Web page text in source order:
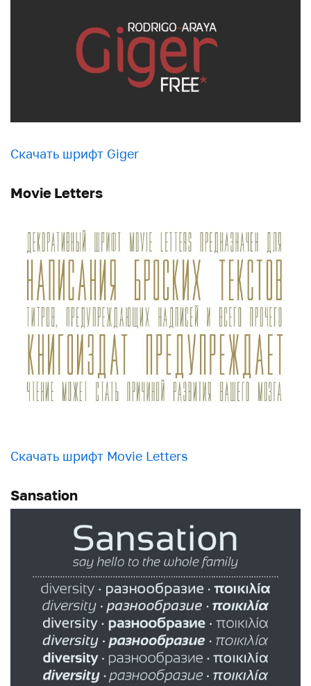
Скачать шрифт Giger
Movie Letters
Скачать шрифт Movie Letters
Sansation